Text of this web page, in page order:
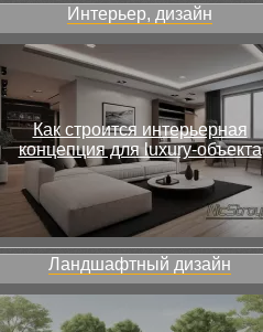
Интерьер, дизайн
Как строится интерьерная
концепция для luxury-объекта
Ландшафтный дизайн